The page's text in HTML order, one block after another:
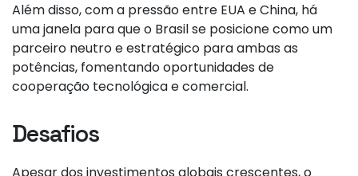
Além disso, com a pressão entre EUA e China, há
uma janela para que o Brasil se posicione como um
parceiro neutro e estratégico para ambas as
potências, fomentando oportunidades de
cooperação tecnológica e comercial.
Desafios